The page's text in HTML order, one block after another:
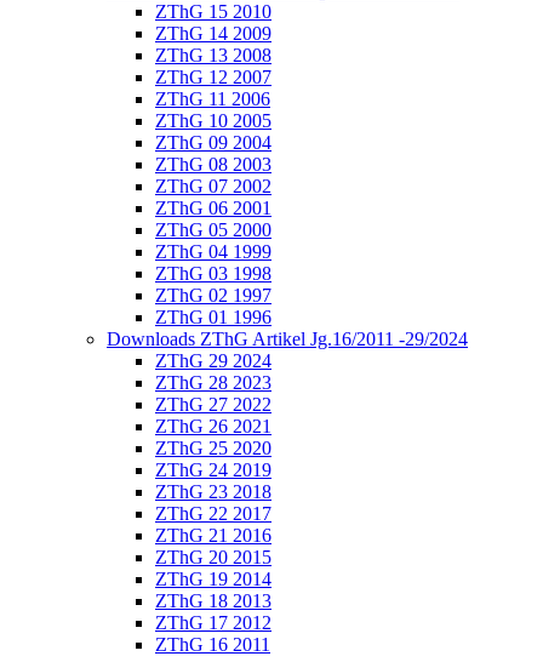
ZThG 15 2010
ZThG 14 2009
ZThG 13 2008
ZThG 12 2007
ZThG 11 2006
ZThG 10 2005
ZThG 09 2004
ZThG 08 2003
ZThG 07 2002
ZThG 06 2001
ZThG 05 2000
ZThG 04 1999
ZThG 03 1998
ZThG 02 1997
ZThG 01 1996
Downloads ZThG Artikel Jg.16/2011 -29/2024
ZThG 29 2024
ZThG 28 2023
ZThG 27 2022
ZThG 26 2021
ZThG 25 2020
ZThG 24 2019
ZThG 23 2018
ZThG 22 2017
ZThG 21 2016
ZThG 20 2015
ZThG 19 2014
ZThG 18 2013
ZThG 17 2012
ZThG 16 2011